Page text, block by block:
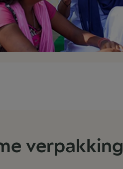
verpakking